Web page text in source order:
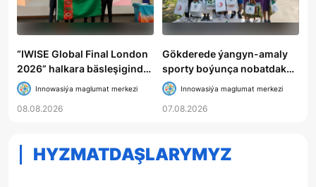
“IWISE Global Final London
2026” halkara bäsleşiginde
Türkmenistanyň mekdep
okuwçylary uly üstünlik
gazandylar
Innowasiýa maglumat merkezi
08.08.2026
Gökderede ýangyn-amaly
sporty boýunça nobatdaky
bäsleşik geçirildi
Innowasiýa maglumat merkezi
07.08.2026
HYZMATDAŞLARYMYZ